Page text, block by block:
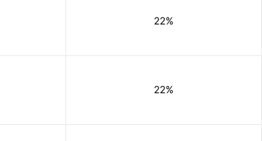
22%
22%